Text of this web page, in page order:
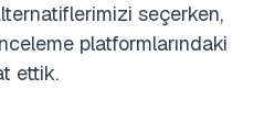
seçerken,
platformlarındaki
ettik.